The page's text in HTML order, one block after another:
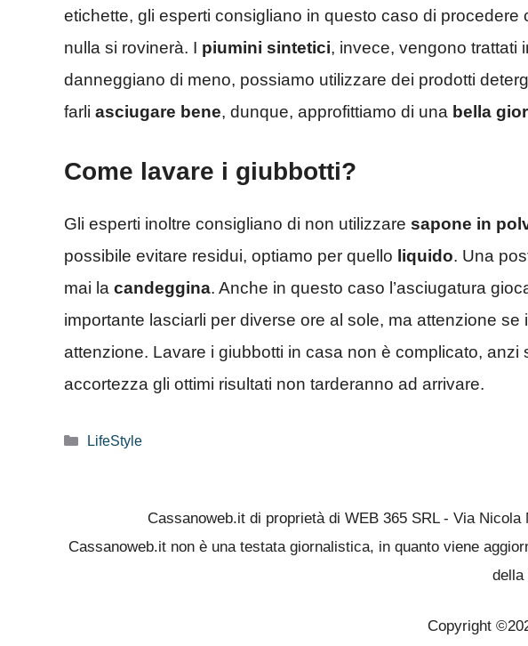
etichette, gli esperti consigliano in questo caso di procedere
nulla si rovinerà. I piumini sintetici, invece, vengono trattati
danneggiano di meno, possiamo utilizzare dei prodotti
farli asciugare bene, dunque, approfittiamo di una bella
Come lavare i giubbotti?
Gli esperti inoltre consigliano di non utilizzare sapone in
possibile evitare residui, optiamo per quello liquido. Una
mai la candeggina. Anche in questo caso l’asciugatura
importante lasciarli per diverse ore al sole, ma attenzione se
attenzione. Lavare i giubbotti in casa non è complicato,
accortezza gli ottimi risultati non tarderanno ad arrivare.
Categorie
LifeStyle
Cassanoweb.it di proprietà di WEB 365 SRL - Via
Cassanoweb.it non è una testata giornalistica, in quanto viene
della
Copyright